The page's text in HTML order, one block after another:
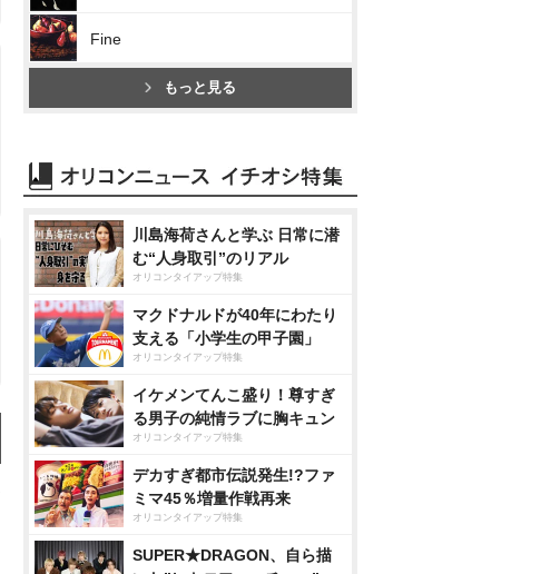
Fine
もっと見る
川島海荷さんと学ぶ 日常に潜
む“人身取引”のリアル
オリコンタイアップ特集
マクドナルドが40年にわたり
支える「小学生の甲子園」
オリコンタイアップ特集
イケメンてんこ盛り！尊すぎ
る男子の純情ラブに胸キュン
オリコンタイアップ特集
デカすぎ都市伝説発生!?ファ
ミマ45％増量作戦再来
オリコンタイアップ特集
SUPER★DRAGON、自ら描